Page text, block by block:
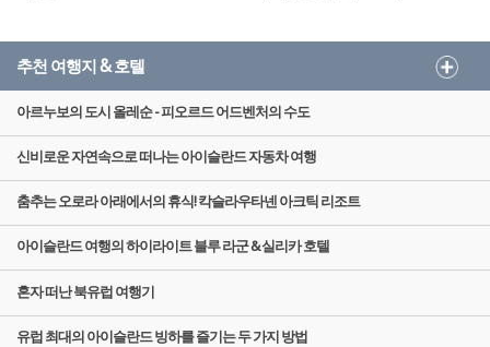
추천 여행지 & 호텔
아르누보의 도시 올레순 - 피오르드 어드벤처의 수도
신비로운 자연속으로 떠나는 아이슬란드 자동차 여행
춤추는 오로라 아래에서의 휴식! 칵슬라우타넨 아크틱 리조트
아이슬란드 여행의 하이라이트 블루 라군 & 실리카 호텔
혼자 떠난 북유럽 여행기
유럽 최대의 아이슬란드 빙하를 즐기는 두 가지 방법